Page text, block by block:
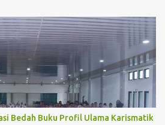
kepercayaan masyarakat dapat terkikis
dalam zona nyaman yang diwariskan
Menurutnya, stagnasi kinerja yang
birokratis harus segera ditinggalkan.
dalam kenyamanan semu yang
lama. Ini harus direformasi secara
aparatur negara dapat
Bedah Buku Profil Ulama Karismatik